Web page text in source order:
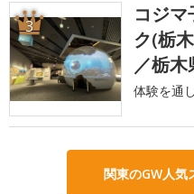
3
コジ
ク(栃
／栃木
体験を通
関東のGW人気